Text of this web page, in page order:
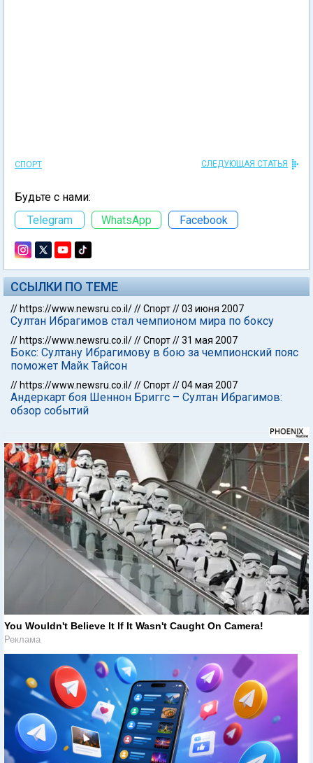
СПОРТ СЛЕДУЮЩАЯ СТАТЬЯ
Будьте с нами:
Telegram
WhatsApp Facebook
ССЫЛКИ ПО ТЕМЕ
// https://www.newsru.co.il///Спорт//03 июня 2007
Султан Ибрагимов стал чемпионом мира по боксу
// https://www.newsru.co.il///Спорт//31 мая 2007
Бокс: Султану Ибрагимову в бою за чемпионский пояс
поможет Майк Тайсон
// https://www.newsru.co.il///Спорт//04 мая 2007
Андеркарт боя Шеннон Бриггс – Султан Ибрагимов:
обзор событий
You Wouldn't Believe It If It Wasn't Caught On Camera!
Реклама